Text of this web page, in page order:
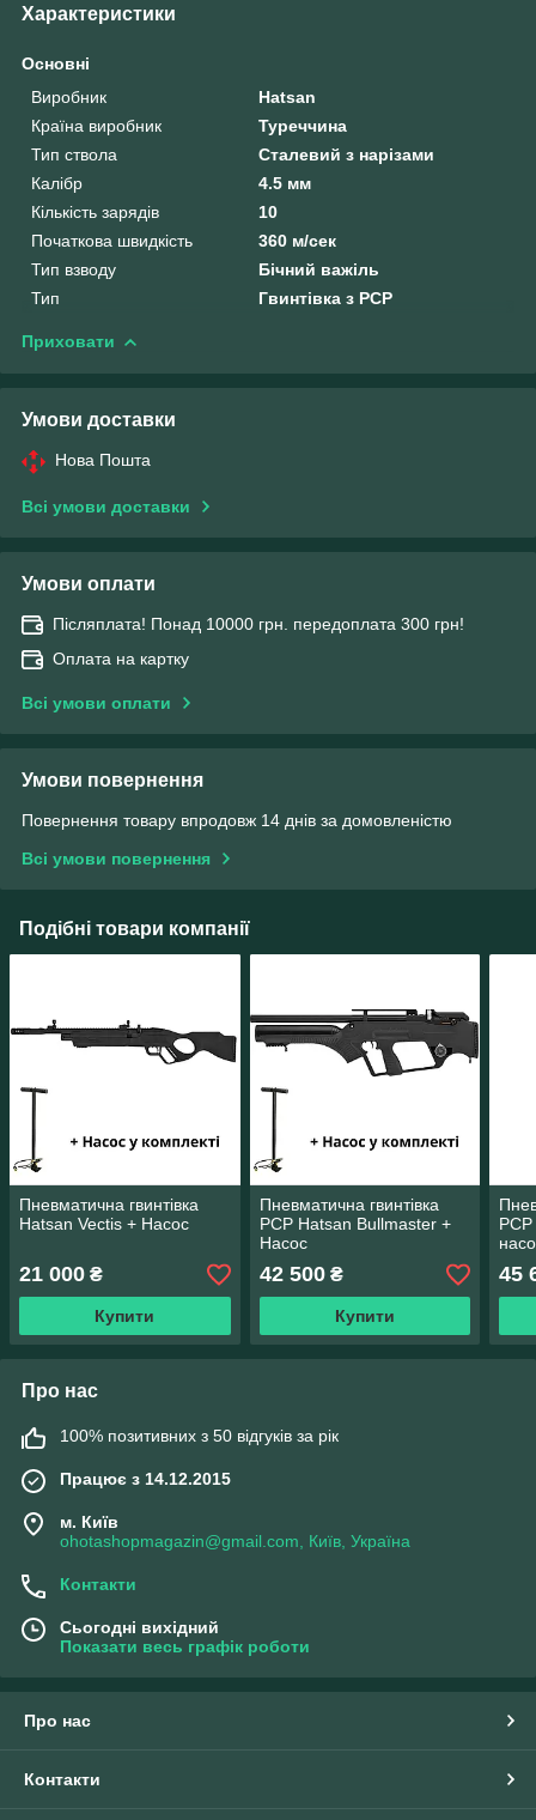
Характеристики
Основні
Виробник
Hatsan
Країна виробник
Туреччина
Тип ствола
Сталевий з нарізами
Калібр
4.5 мм
Кількість зарядів
10
Початкова швидкість
360 м/сек
Тип взводу
Бічний важіль
Тип
Гвинтівка з РСР
Приховати
Умови доставки
Нова Пошта
Всі умови доставки
Умови оплати
Післяплата! Понад 10000 грн. передоплата 300 грн!
Оплата на картку
Всі умови оплати
Умови повернення
Повернення товару впродовж 14 днів за домовленістю
Всі умови повернення
Подібні товари компанії
Пневматична гвинтівка
Hatsan Vectis + Насос
21 000 ₴
Купити
Пневматична гвинтівка
PCP Hatsan Bullmaster +
Насос
42 500₴
Купити
45
Про нас
100% позитивних з 50 відгуків за рік
Працює з 14.12.2015
м. Київ
ohotashopmagazin@gmail.com, Київ, Україна
Контакти
Сьогодні вихідний
Показати весь графік роботи
Про нас
Контакти